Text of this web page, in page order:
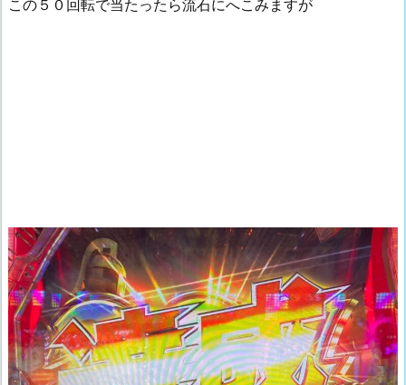
この５０回転で当たったら流石にへこみますが